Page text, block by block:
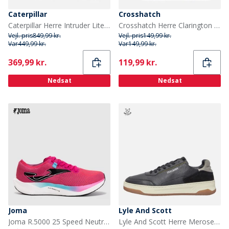
Caterpillar
Caterpillar Herre Intruder Lite Vent Sko Lys Hvid
Vejl. pris849,99 kr.
Var449,99 kr.
Current
369,99 kr.
Nedsat
Crosshatch
Crosshatch Herre Clarington Træningssko Black Mono
Vejl. pris149,99 kr.
Var149,99 kr.
Current
119,99 kr.
Nedsat
Joma
Joma R.5000 25 Speed Neutral Løbesko Fuchsia
Lyle And Scott
Lyle And Scott Herre Merose Sneakers Sort